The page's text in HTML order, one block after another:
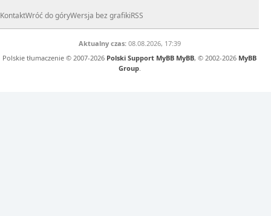
KontaktWróć do góryWersja bez grafikiRSS
Aktualny czas:08.08.2026, 17:39
Polskie tłumaczenie © 2007-2026 Polski Support MyBB MyBB, © 2002-2026 MyBB
Group.